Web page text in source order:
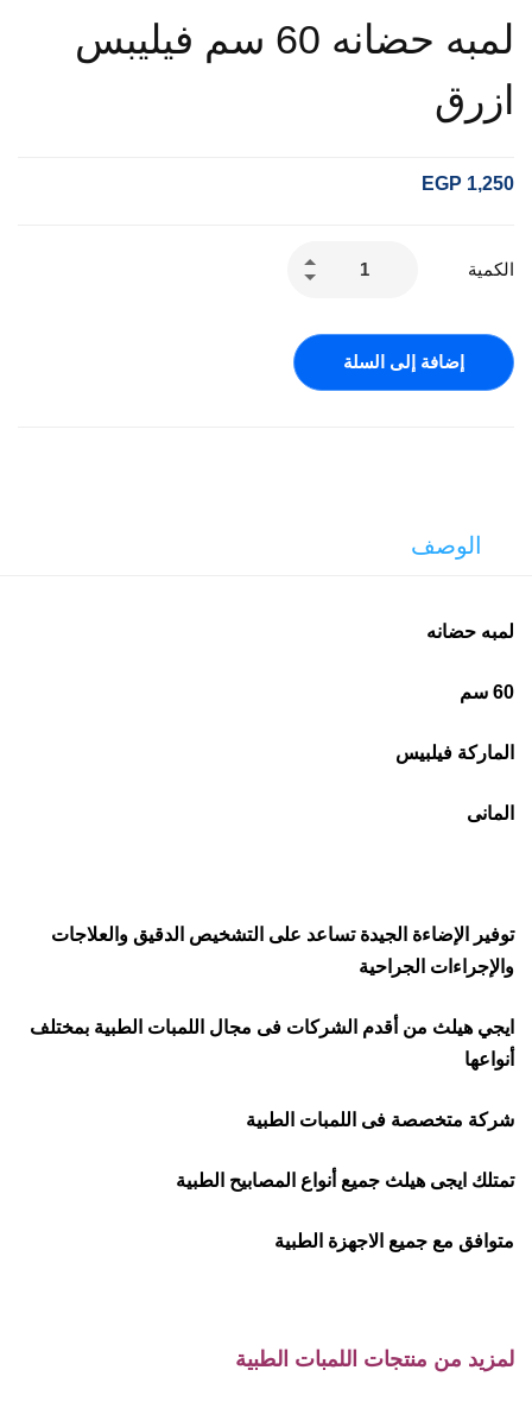
لمبه حضانه 60 سم فيليبس
ازرق
EGP 1,250
الكمية
إضافة إلى السلة
الوصف
لمبه حضانه
60 سم
الماركة فيلبيس
المانى
توفير الإضاءة الجيدة تساعد على التشخيص الدقيق والعلاجات
والإجراءات الجراحية
ايجي هيلث من أقدم الشركات فى مجال اللمبات الطبية بمختلف
أنواعها
شركة متخصصة فى اللمبات الطبية
تمتلك ايجى هيلث جميع أنواع المصابيح الطبية
متوافق مع جميع الاجهزة الطبية
لمزيد من منتجات اللمبات الطبية